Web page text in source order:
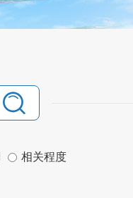
相关程度